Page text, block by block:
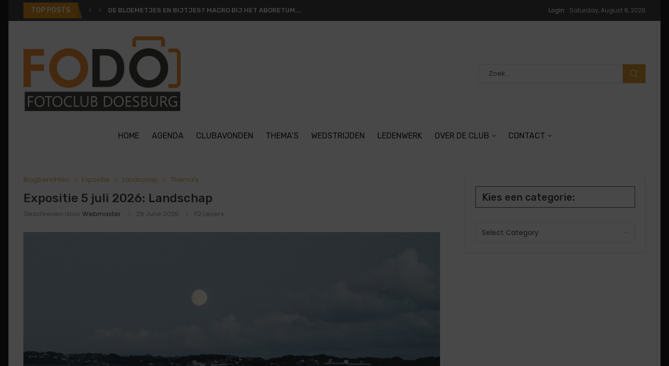
TOP POSTS DE BLOEMETJES EN BIJTJES? MACRO BIJ HET ABORETUM... Login Saturday, August 8, 2026
HOME AGENDA CLUBAVONDEN THEMA’S WEDSTRIJDEN LEDENWERK OVER DE CLUB CONTACT
Blogberichten Expositie Landschap Thema's
Expositie 5 juli 2026: Landschap
Geschreven door Webmaster 29 June 2026 112 Lezers
Kies een categorie: